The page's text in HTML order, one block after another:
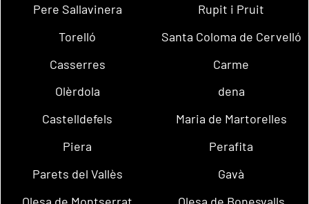
Pere Sallavinera
Rupit i Pruit
Torelló
Santa Coloma de Cervelló
Casserres
Carme
Olèrdola
dena
Castelldefels
Maria de Martorelles
Piera
Perafita
Parets del Vallès
Gavà